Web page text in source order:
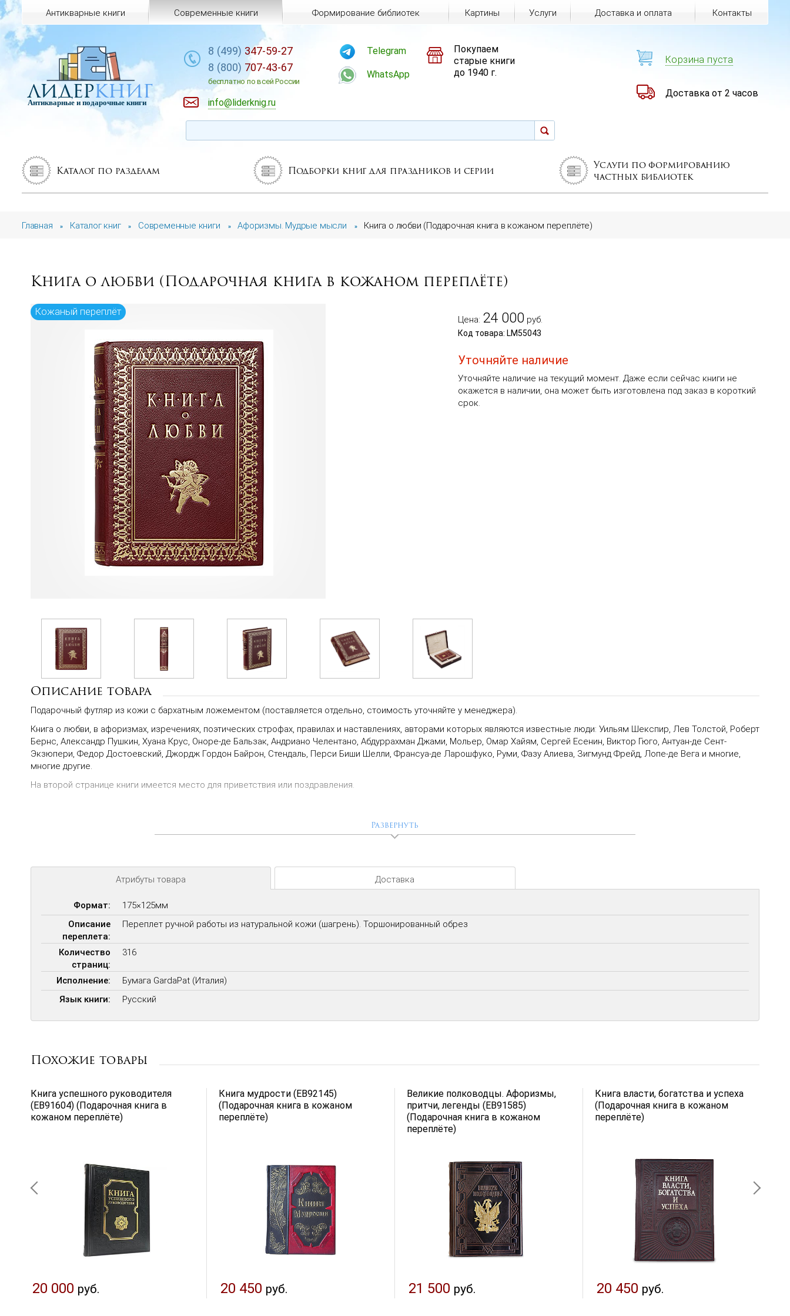
Каталог по разделам Подборки книг для праздников и серии
Услуги по формированию
частных библиотек
Главная » Каталог книг » Современные книги » Афоризмы. Мудрые мысли » Книга о любви (Подарочная книга в кожаном переплёте)
Книга о любви (Подарочная книга в кожаном переплёте)
Кожаный переплёт
Цена: 24 000руб.
Код товара: LM55043
Уточняйте наличие
Уточняйте наличие на текущий момент. Даже если сейчас книги не
окажется в наличии, она может быть изготовлена под заказ в короткий
срок.
Описание товара
Подарочный футляр из кожи с бархатным ложементом (поставляется отдельно, стоимость уточняйте у менеджера).
Книга о любви, в афоризмах, изречениях, поэтических строфах, правилах и наставлениях, авторами которых являются известные люди: Уильям Шекспир, Лев Толстой, Роберт
Бернс, Александр Пушкин, Хуана Крус, Оноре-де Бальзак, Андриано Челентано, Абдуррахман Джами, Мольер, Омар Хайям, Сергей Есенин, Виктор Гюго, Антуан-де Сент-
Экзюпери, Федор Достоевский, Джордж Гордон Байрон, Стендаль, Перси Биши Шелли, Франсуа-де Ларошфуко, Руми, Фазу Алиева, Зигмунд Фрейд, Лопе-де Вега и многие,
многие другие.
На второй странице книги имеется место для приветствия или поздравления.
Развернуть
Атрибуты товара Доставка
Формат:
175×125мм
Описание
переплета:
Переплет ручной работы из натуральной кожи (шагрень). Торшонированный обрез
Количество
страниц:
316
Исполнение:
Бумага GardaPat (Италия)
Язык книги:
Русский
Похожие товары
Книга успешного руководителя
(EB91604) (Подарочная книга в
кожаном переплёте)
20 000 руб.
Книга мудрости (EB92145)
(Подарочная книга в кожаном
переплёте)
20 450 руб.
Великие полководцы. Афоризмы,
притчи, легенды (EB91585)
(Подарочная книга в кожаном
переплёте)
21 500 руб.
Книга власти, богатства и успеха
(Подарочная книга в кожаном
переплёте)
20 450 руб.
Антикварные книги Современные книги Формирование библиотек Картины Услуги Доставка и оплата Контакты
лидеркниг
Антикварные и подарочные книги
8 (499) 347-59-27
8 (800) 707-43-67
бесплатно по всей России
info@liderknig.ru
Telegram
WhatsApp
Покупаем
старые книги
до 1940 г.
Корзина пуста
Доставка от 2 часов